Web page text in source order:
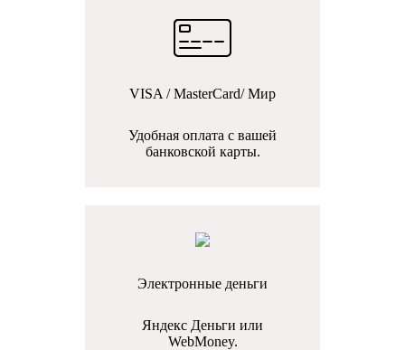
VISA / MasterCard/ Мир
Удобная оплата с вашей
банковской карты.
Электронные деньги
Яндекс Деньги или
WebMoney.